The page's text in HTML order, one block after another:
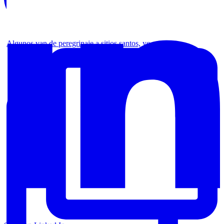
Algunos van de peregrinaje a sitios santos, yo no